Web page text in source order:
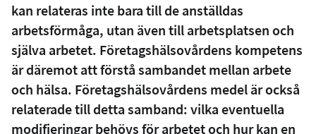
kan relateras inte bara till de anställdas
arbetsförmåga, utan även till arbetsplatsen och
själva arbetet. Företagshälsovårdens kompetens
är däremot att förstå sambandet mellan arbete
och hälsa. Företagshälsovårdens medel är också
relaterade till detta samband: vilka eventuella
modifieringar behövs för arbetet och hur kan en